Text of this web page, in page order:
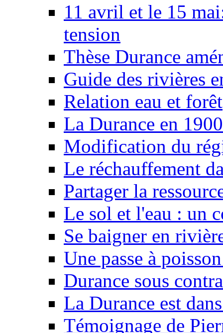
11 avril et le 15
tension
Thèse Durance
Guide des rivières
Relation eau et forêt
La Durance en 1900
Modification du
Le réchauffement
Partager la
Le sol et l'eau : un
Se baigner en
Une passe à
Durance sous
La Durance est
Témoignage de